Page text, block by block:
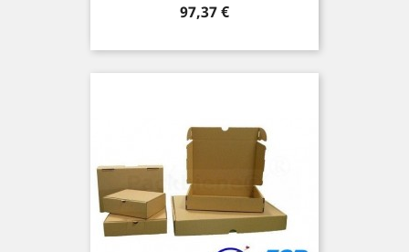
Preis
97,37 €